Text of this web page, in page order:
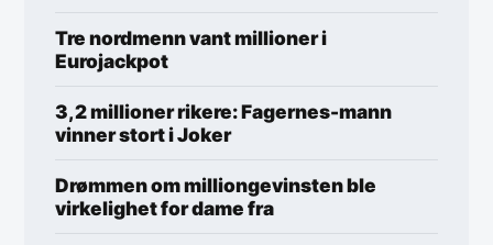
Tre nordmenn vant millioner i
Eurojackpot
3,2 millioner rikere: Fagernes-mann
vinner stort i Joker
Drømmen om milliongevinsten ble
virkelighet for dame fra